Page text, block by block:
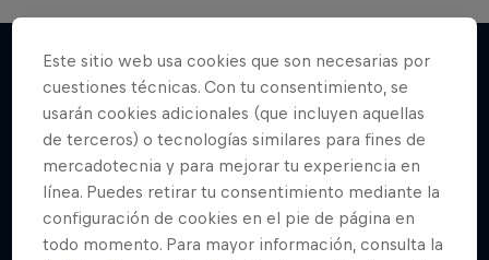
Más contenidos similares
Este sitio web usa cookies que son necesarias por
cuestiones técnicas. Con tu consentimiento, se
usarán cookies adicionales (que incluyen aquellas
de terceros) o tecnologías similares para fines de
mercadotecnia y para mejorar tu experiencia en
línea. Puedes retirar tu consentimiento mediante la
configuración de cookies en el pie de página en
todo momento. Para mayor información, consulta la